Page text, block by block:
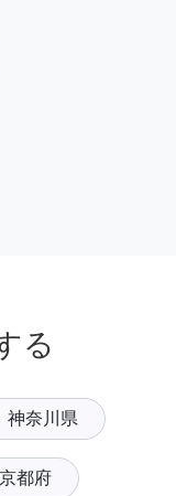
る
神奈川県
京都府